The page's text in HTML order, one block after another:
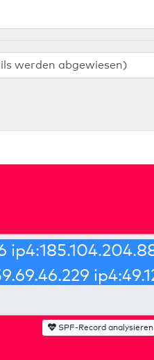
SPF-Record analysieren